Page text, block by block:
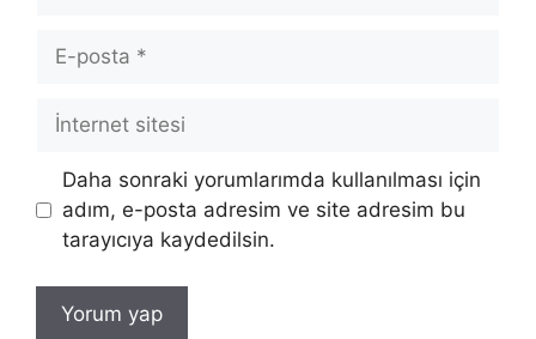
posta
İnternet
Daha sonraki yorumlarımda kullanılması için
adım, e-posta adresim ve site adresim bu
tarayıcıya kaydedilsin.